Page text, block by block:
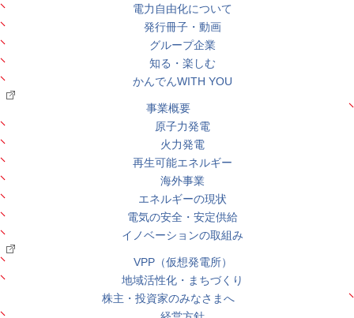
電力自由化について
発行冊子・動画
グループ企業
知る・楽しむ
かんでんWITH YOU
事業概要
原子力発電
火力発電
再生可能エネルギー
海外事業
エネルギーの現状
電気の安全・安定供給
イノベーションの取組み
VPP（仮想発電所）
地域活性化・まちづくり
株主・投資家のみなさまへ